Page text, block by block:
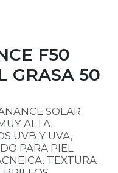
F50
GRASA 50
SOLAR
ALTA
UVB Y UVA,
PARA PIEL
TEXTURA